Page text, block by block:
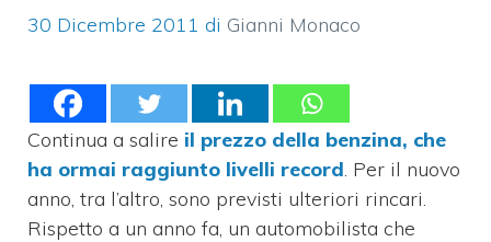
30 Dicembre 2011 di Gianni Monaco
Continua a salire il prezzo della benzina, che
ha ormai raggiunto livelli record . Per il nuovo
anno, tra l’altro, sono previsti ulteriori rincari.
Rispetto a un anno fa, un automobilista che